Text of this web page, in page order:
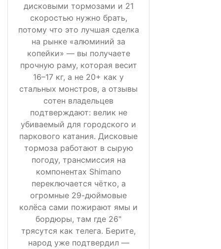
дисковыми тормозами и 21
скоростью нужно брать,
потому что это лучшая сделка
на рынке «алюминий за
копейки» — вы получаете
прочную раму, которая весит
16–17 кг, а не 20+ как у
стальных монстров, а отзывы
сотен владельцев
подтверждают: велик не
убиваемый для городского и
паркового катания. Дисковые
тормоза работают в сырую
погоду, трансмиссия на
компонентах Shimano
переключается чётко, а
огромные 29-дюймовые
колёса сами пожирают ямы и
бордюры, там где 26"
трясутся как телега. Берите,
народ уже подтвердил —